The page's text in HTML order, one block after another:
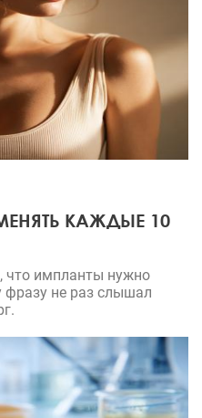
КАЖДЫЕ 10
что импланты нужно
фразу не раз слышал